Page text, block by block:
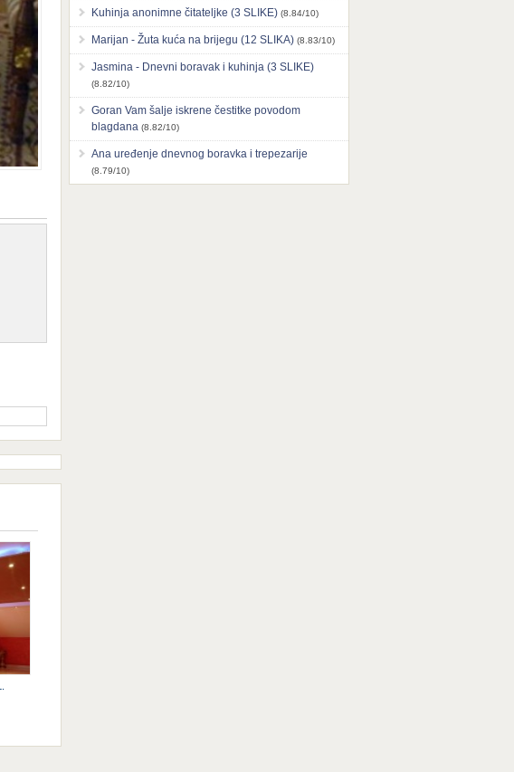
Kuhinja anonimne čitateljke (3 SLIKE) (8.84/10)
Marijan - Žuta kuća na brijegu (12 SLIKA) (8.83/10)
Jasmina - Dnevni boravak i kuhinja (3 SLIKE)
(8.82/10)
Goran Vam šalje iskrene čestitke povodom
blagdana (8.82/10)
Ana uređenje dnevnog boravka i trepezarije
(8.79/10)